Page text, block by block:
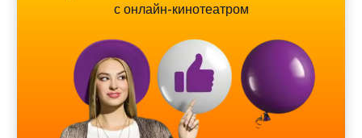
с онлайн-кинотеатром